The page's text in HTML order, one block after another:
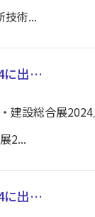
技術...
に出…
建設総合展
2...
に出…